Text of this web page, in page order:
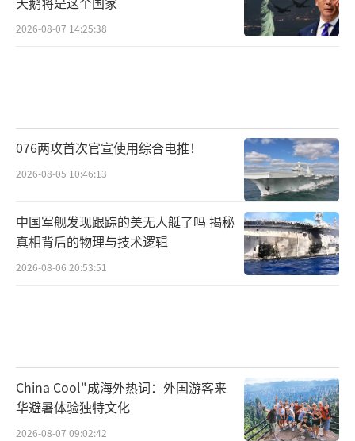
2026-08-07 14:25:38
076两攻首次官宣使用综合电推！
2026-08-05 10:46:13
中国军舰发现跟踪的美无人艇了吗 揭秘
真相背后的物理与技术逻辑
2026-08-06 20:53:51
China Cool"成海外热词：外国游客来
华避暑体验独特文化
2026-08-07 09:02:42